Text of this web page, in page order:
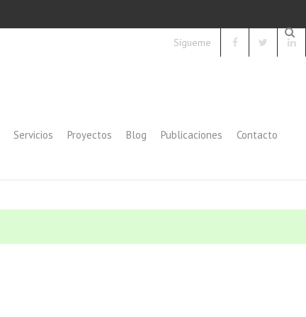
Sígueme
Servicios Proyectos Blog Publicaciones Contacto